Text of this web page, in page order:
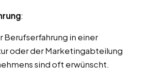
:
Berufserfahrung in einer
oder der Marketingabteilung
sind oft erwünscht.